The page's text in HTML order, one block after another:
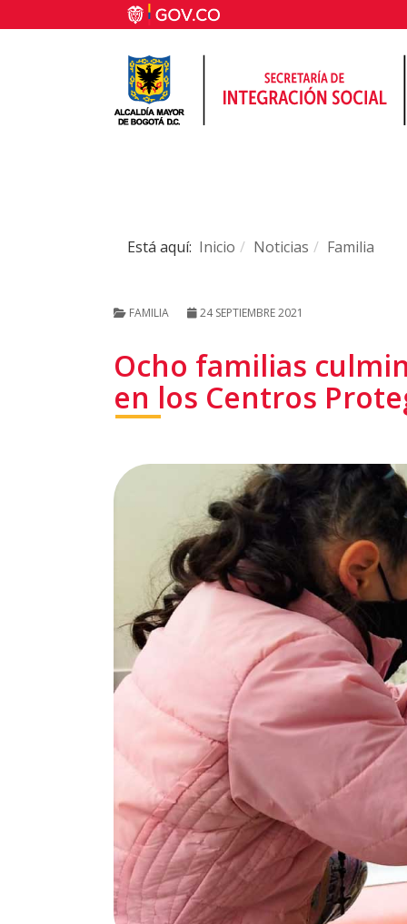
Está aquí: Inicio Noticias Familia
FAMILIA 24 SEPTIEMBRE 2021
Ocho familias
en los Centros